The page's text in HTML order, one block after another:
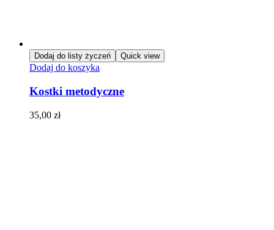
Dodaj do listy życzeń Quick view
Dodaj do koszyka
Kostki metodyczne
35,00 zł